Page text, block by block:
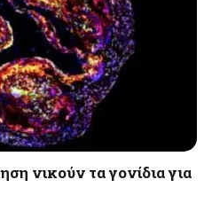
νικούν τα γονίδια για